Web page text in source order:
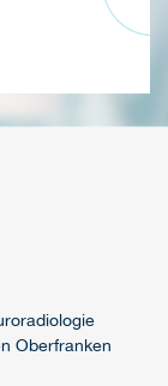
Oberfranken